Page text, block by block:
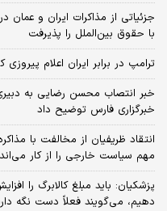
جزئیاتی از مذاکرات ایران و عمان
با حقوق بین‌الملل را پذیرفت
ترامپ در برابر ایران اعلام پیروزی
خبر انتصاب محسن رضایی به
خبرگزاری فارس توضیح داد
انتقاد ظریفیان از مخالفت با
مهم سیاست خارجی را از کار
پزشکیان: باید مبلغ کالابرگ را
دهیم، می‌گویند فعلاً دست نگه